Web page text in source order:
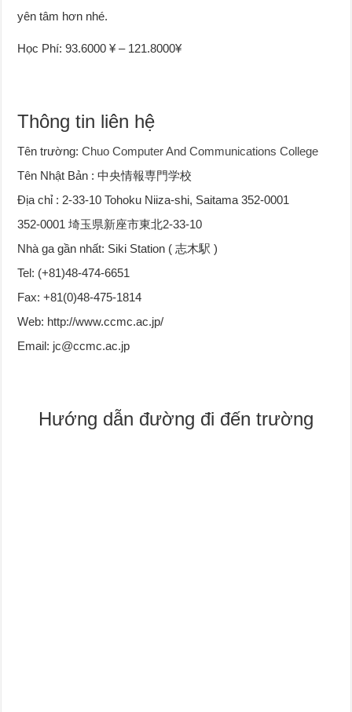
yên tâm hơn nhé.
Học Phí: 93.6000 ¥ – 121.8000¥
Thông tin liên hệ
Tên trường: Chuo Computer And Communications College
Tên Nhật Bản : 中央情報専門学校
Địa chỉ : 2-33-10 Tohoku Niiza-shi, Saitama 352-0001
352-0001 埼玉県新座市東北2-33-10
Nhà ga gần nhất: Siki Station ( 志木駅 )
Tel: (+81)48-474-6651
Fax: +81(0)48-475-1814
Web: http://www.ccmc.ac.jp/
Email: jc@ccmc.ac.jp
Hướng dẫn đường đi đến trường